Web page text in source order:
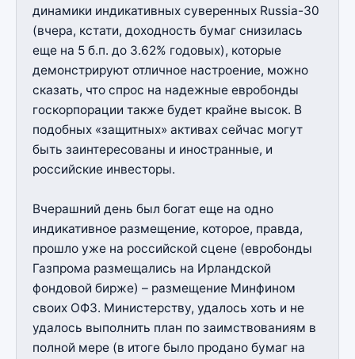
динамики индикативных суверенных Russia-30
(вчера, кстати, доходность бумаг снизилась
еще на 5 б.п. до 3.62% годовых), которые
демонстрируют отличное настроение, можно
сказать, что спрос на надежные евробонды
госкорпорации также будет крайне высок. В
подобных «защитных» активах сейчас могут
быть заинтересованы и иностранные, и
российские инвесторы.
Вчерашний день был богат еще на одно
индикативное размещение, которое, правда,
прошло уже на российской сцене (евробонды
Газпрома размещались на Ирландской
фондовой бирже) – размещение Минфином
своих ОФЗ. Министерству, удалось хоть и не
удалось выполнить план по заимствованиям в
полной мере (в итоге было продано бумаг на